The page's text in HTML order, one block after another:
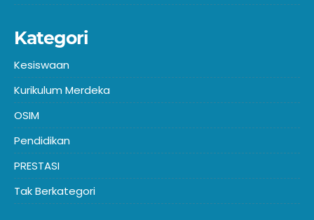
Kategori
Kesiswaan
Kurikulum Merdeka
OSIM
Pendidikan
PRESTASI
Tak Berkategori